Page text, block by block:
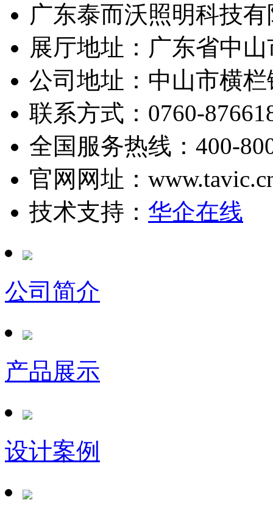
广东泰而沃照明科技
展厅地址：广东省中
公司地址：中山市横
联系方式：0760-
全国服务热线：400-
官网网址：
技术支持： 华企在线
公司简介
产品展示
设计案例